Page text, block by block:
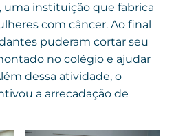
uma instituição que fabrica
com câncer. Ao final
puderam cortar seu
no colégio e ajudar
dessa atividade, o
a arrecadação de